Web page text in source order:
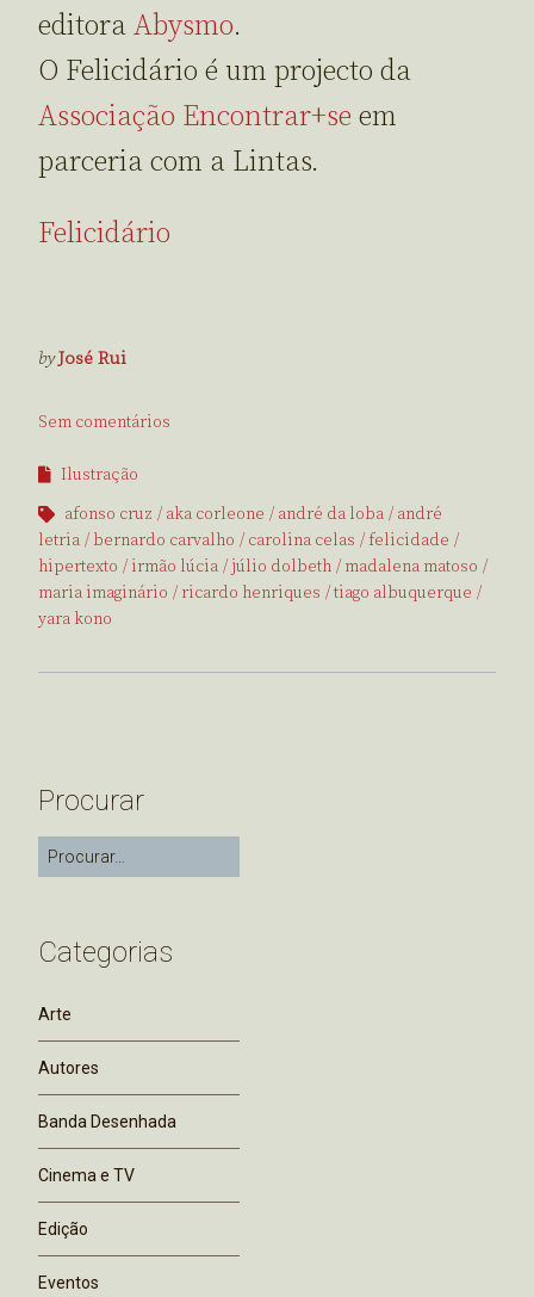
editora Abysmo.
O Felicidário é um projecto da
Associação Encontrar+se em
parceria com a Lintas.
Felicidário
byJosé Rui
Sem comentários
Ilustração
afonso cruz
aka corleone andré da loba
andré
letria
bernardo carvalho carolina celas
felicidade
hipertexto
irmão lúcia júlio dolbeth
madalena matoso
maria imaginário
ricardo henriques
tiago albuquerque
yara kono
Procurar
Categorias
Arte
Autores
Banda Desenhada
Cinema e TV
Edição
Eventos